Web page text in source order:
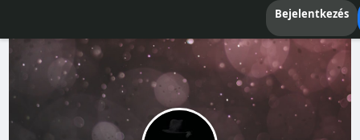
Bejelentkezés